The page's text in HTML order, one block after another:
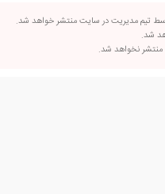
تیم مدیریت در سایت منتشر خواهد شد.
شد.
منتشر نخواهد شد.